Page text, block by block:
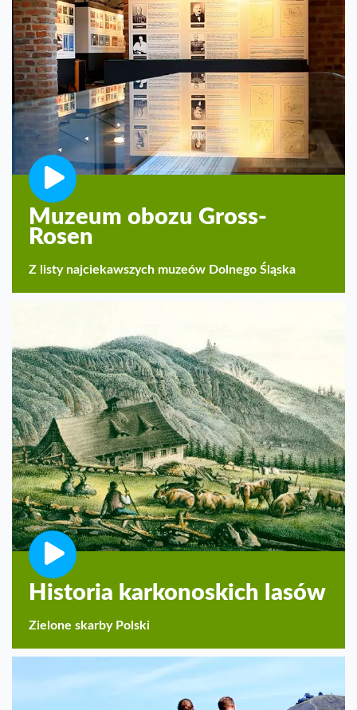
Muzeum obozu Gross-
Rosen
Z listy najciekawszych muzeów Dolnego Śląska
Historia karkonoskich lasów
Zielone skarby Polski